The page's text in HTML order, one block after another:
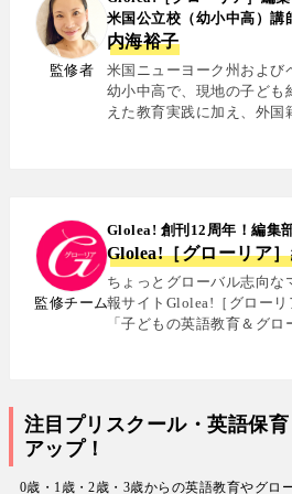
監修者
米国公立校（幼小中高）講
内海裕子
米国ニューヨーク州および
幼小中高で、現地の子ども
えた教育実践に加え、外
国籍シェアハウスで約5年
スペイン語・中国語・日本
中の女性や母親と対話・取
リンガル育児、おうち英語
話に関する実体験に基づく
している. 著書に『子育て
経、AERA、NewsPicksな
監修チーム
Glolea! 創刊12周年！編集
Glolea!［グローリア
ちょっとグローバル志向な
報サイトGlolea!［グロー
「子どもの英語教育＆グ
専門メディア. 英語にはじ
800名にグローバル教育を
で子育て中のワーキングマ
注目プリスクール・英語保
アップ！
0歳・1歳・2歳・3歳からの英語教育やグロ